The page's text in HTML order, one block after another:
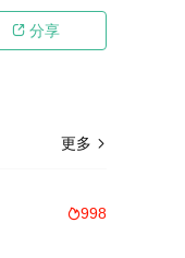
 分享
更多 
998